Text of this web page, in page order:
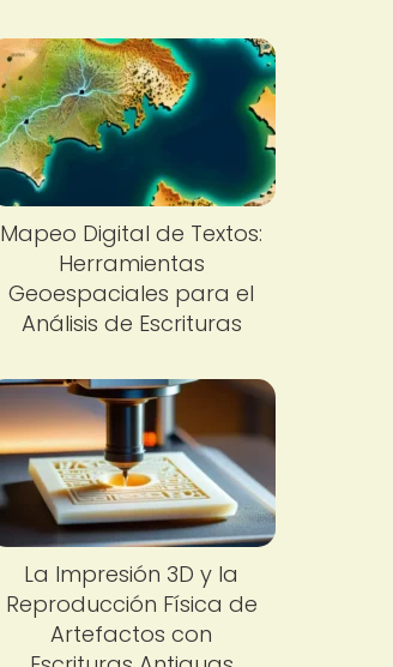
Mapeo Digital de Textos:
Herramientas
Geoespaciales para el
Análisis de Escrituras
La Impresión 3D y la
Reproducción Física de
Artefactos con